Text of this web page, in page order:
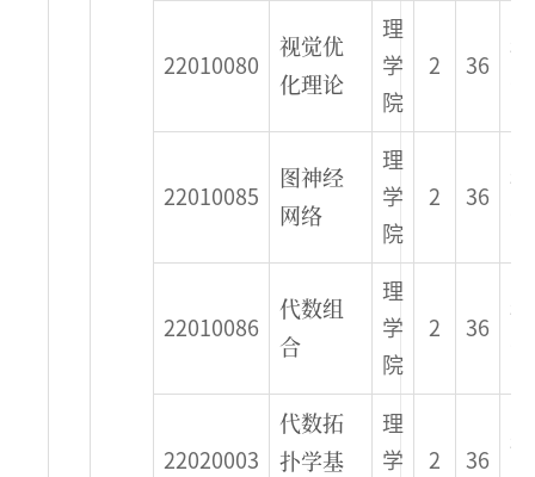
22010080
视觉优
化理论
理
学
院
2 36
秋
22010085
图神经
网络
理
学
院
2 36
秋
22010086
代数组
合
理
学
院
2 36
秋
22020003
代数拓
扑学基
理
学
2 36
秋